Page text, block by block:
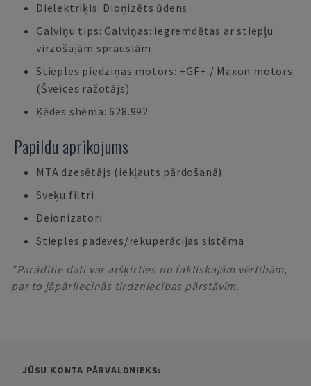
Dielektriķis: Dioņizēts ūdens
Galviņu tips: Galviņas: iegremdētas ar stiepļu
virzošajām sprauslām
Stieples piedziņas motors: +GF+ / Maxon motors
(Šveices ražotājs)
Ķēdes shēma: 628.992
Papildu aprīkojums
MTA dzesētājs (iekļauts pārdošanā)
Sveķu filtri
Deionizatori
Stieples padeves/rekuperācijas sistēma
*Parādītie dati var atšķirties no faktiskajām vērtībām,
par to jāpārliecinās tirdzniecības pārstāvim.
JŪSU KONTA PĀRVALDNIEKS: